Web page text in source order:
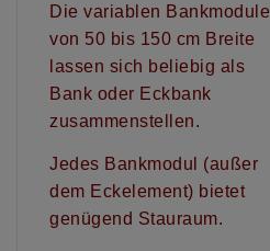
Die variablen Bankmodule
von 50 bis 150 cm Breite
lassen sich beliebig als
Bank oder Eckbank
zusammenstellen.
Jedes Bankmodul (außer
dem Eckelement) bietet
genügend Stauraum.